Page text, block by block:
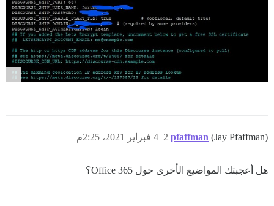
pfaffman (Jay Pfaffman) 4 فبراير 2021، 2:25م 2
هل أعجبتك المواضيع الأخرى حول Office 365؟